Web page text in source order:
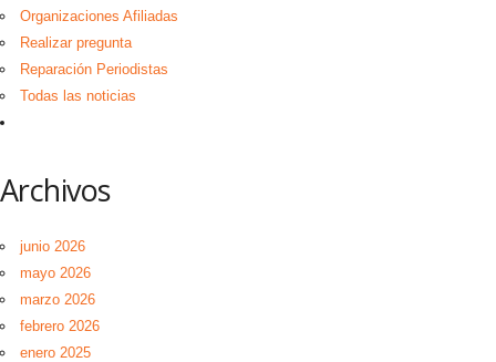
Organizaciones Afiliadas
Realizar pregunta
Reparación Periodistas
Todas las noticias
Archivos
junio 2026
mayo 2026
marzo 2026
febrero 2026
enero 2025